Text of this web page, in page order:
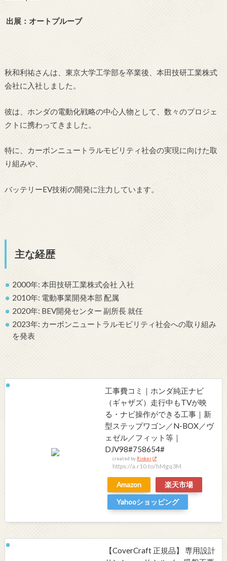
出展：オートプルーブ
秋和利祐さんは、東京大学工学部を卒業後、本田技研工業株式
会社に入社しました。
彼は、ホンダの電動化戦略の中心人物として、数々のプロジェ
クトに携わってきました。
特に、カーボンニュートラルモビリティ社会の実現に向けた取
り組みや、
バッテリーEV技術の開発に注力しています。
主な経歴
2000年: 本田技研工業株式会社 入社
2010年: 電動事業開発本部 配属
2020年: BEV開発センター 副所長 就任
2023年: カーボンニュートラルモビリティ社会への取り組み
を発表
工事費コミ｜ホンダ純正ナビ
（ギャザズ）走行中もTVが映
る・ナビ操作ができる工事｜新
型ステップワゴン／N-BOX／ヴ
ェゼル／フィット等｜
DJV98#758654#
created by Rinker
https://a.r10.to/hMgq3M
Amazon
楽天市場
Yahooショッピング
【CoverCraft 正規品】 専用設計